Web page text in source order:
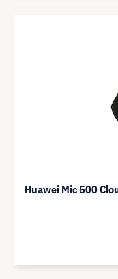
Huawei Mic 500